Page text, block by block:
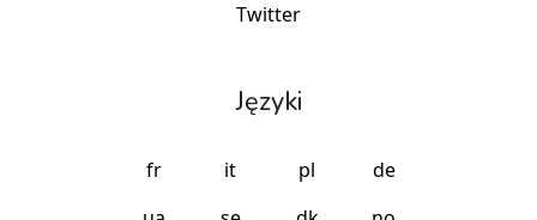
Twitter
Języki
fr it pl
de